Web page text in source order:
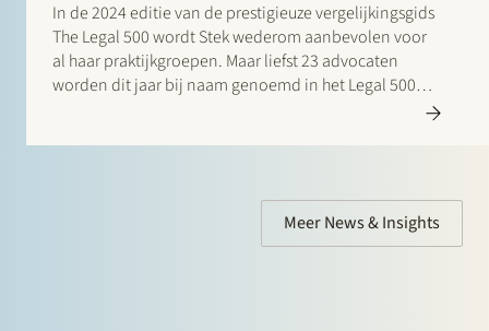
In de 2024 editie van de prestigieuze vergelijkingsgids
The Legal 500 wordt Stek wederom aanbevolen voor
al haar praktijkgroepen. Maar liefst 23 advocaten
worden dit jaar bij naam genoemd in het Legal 500
Meer News & Insights